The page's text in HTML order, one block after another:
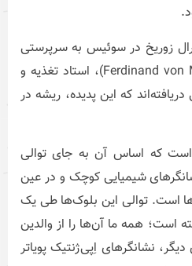
زوریخ در سوئیس به سرپرستی
فردیناند فون ماین (Ferdinand von Meyenn)، استاد تغذیه و
که این پدیده، ریشه در
که اساس آن به جای توالی
شیمیایی کوچک و در عین
است. توالی این بلوک‌ها طی یک
است؛ همه ما آن‌ها را از والدین
نشانگرهای اِپی‌ژنتیک پویاتر